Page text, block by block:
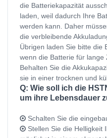
die Batteriekapazität
laden, weil dadurch Ihre
werden kann. Daher
die verbleibende
Übrigen laden Sie bitte die
wenn die Batterie für lange
Behalten Sie die
sie in einer trocknen und
Q: Wie soll ich die
um ihre Lebensdauer
Schalten Sie die
Stellen Sie die Helligkeit